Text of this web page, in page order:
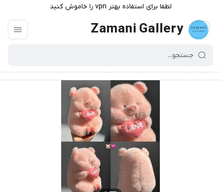
لطفا برای استفاده بهتر vpn را خاموش کنید
Zamani Gallery